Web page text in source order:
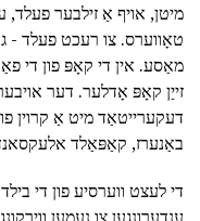
טאָווערס. צו רעכט פעלד -
מאַסע. אין די קאָפּ פון די
זייַן קאָפּ אָדלער. דער
דעקערייטאַד מיט אַ קרוין
באַנערז, קאַפּאַלד